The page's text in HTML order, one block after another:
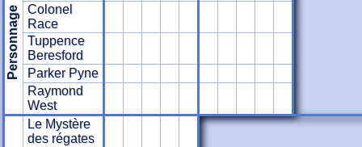
Personnage Colonel
Race
Tuppence
Beresford
Parker Pyne
Raymond
West
Le Mystère
des régates